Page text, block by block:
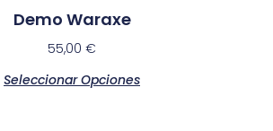
Demo Waraxe
55,00 €
Seleccionar Opciones